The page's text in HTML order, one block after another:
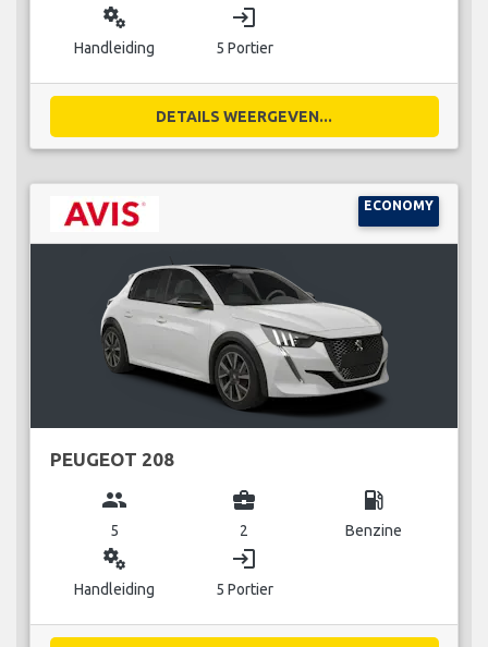
miscellaneous_services
Handleiding
login
5 Portier
DETAILS WEERGEVEN...
ECONOMY
PEUGEOT 208
group
5
business_center
2
local_gas_station
Benzine
miscellaneous_services
Handleiding
login
5 Portier